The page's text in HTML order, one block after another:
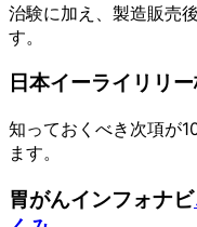
治験に加え、製造販売
す。
日本イーライリリ
知っておくべき次項が
ます。
胃がんインフォナビ